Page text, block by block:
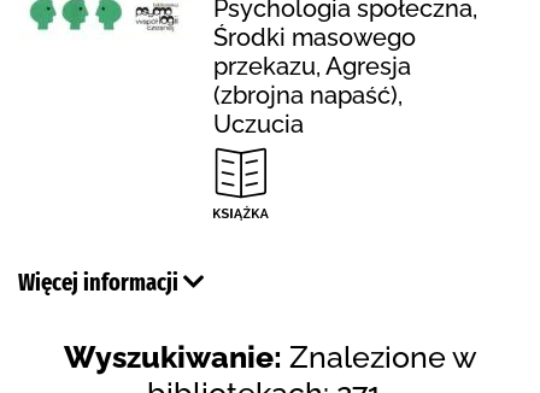
Psychologia społeczna,
Środki masowego
przekazu, Agresja
(zbrojna napaść),
Uczucia
Więcej informacji
Wyszukiwanie: Znalezione w